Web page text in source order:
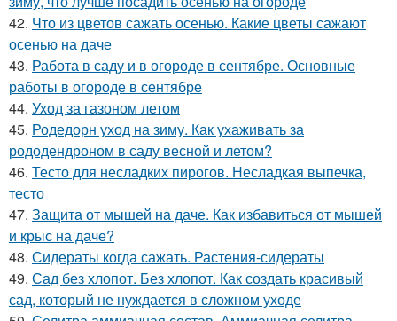
42. Что из цветов сажать осенью. Какие цветы сажают
осенью на даче
43. Работа в саду и в огороде в сентябре. Основные
работы в огороде в сентябре
44. Уход за газоном летом
45. Родедорн уход на зиму. Как ухаживать за
рододендроном в саду весной и летом?
46. Тесто для несладких пирогов. Несладкая выпечка,
тесто
47. Защита от мышей на даче. Как избавиться от мышей
и крыс на даче?
48. Сидераты когда сажать. Растения-сидераты
49. Сад без хлопот. Без хлопот. Как создать красивый
сад, который не нуждается в сложном уходе